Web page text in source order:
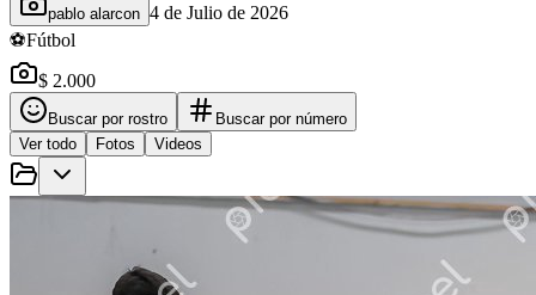
pablo alarcon 4 de Julio de 2026
⚽Fútbol
$ 2.000
Buscar por rostro
Buscar por número
Ver todo
Fotos Videos